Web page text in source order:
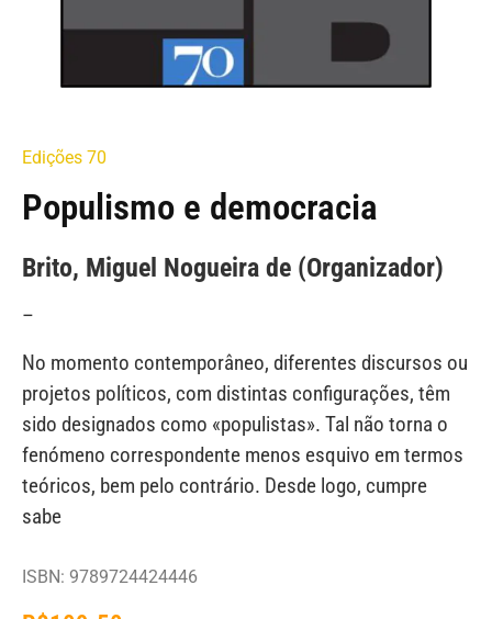
Edições 70
Populismo e democracia
Brito, Miguel Nogueira de (Organizador)
–
No momento contemporâneo, diferentes discursos ou
projetos políticos, com distintas configurações, têm
sido designados como «populistas». Tal não torna o
fenómeno correspondente menos esquivo em termos
teóricos, bem pelo contrário. Desde logo, cumpre
sabe
ISBN: 9789724424446